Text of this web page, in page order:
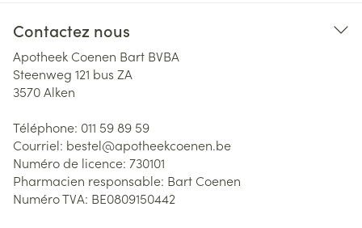
Contactez nous
Apotheek Coenen Bart BVBA
Steenweg 121 bus ZA
3570Alken
Téléphone: 011 59 89 59
Courriel: bestel@apotheekcoenen.be
Numéro de licence: 730101
Pharmacien responsable: Bart Coenen
Numéro TVA: BE0809150442